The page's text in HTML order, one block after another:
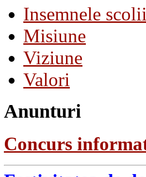
Insemnele scolii
Misiune
Viziune
Valori
Anunturi
Concurs